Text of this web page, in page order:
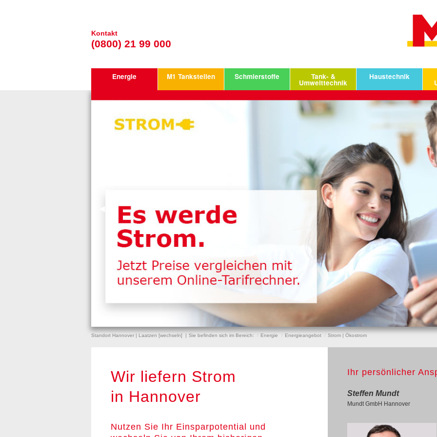
Kontakt
(0800) 21 99 000
Energie M1 Tankstellen Schmierstoffe Tank- &
Umwelttechnik
Haustechnik
vorheriger Eintrag
Standort Hannover | Laatzen [wechseln] Sie befinden sich im Bereich: Energie Energieangebot Strom | Ökostrom
Wir liefern Strom
in Hannover
Nutzen Sie Ihr Einsparpotential und
Ihr persönlicher
Steffen Mundt
Mundt GmbH Hannover